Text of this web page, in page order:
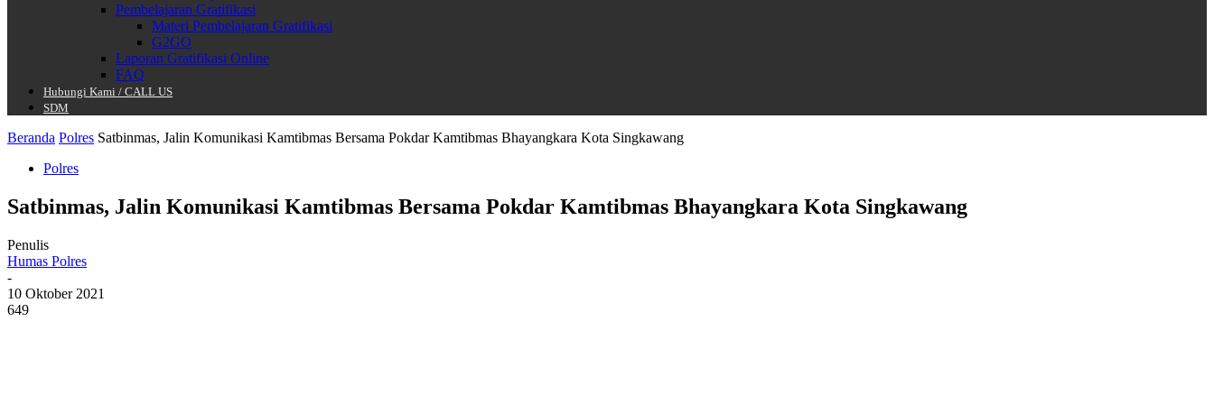
Pembelajaran Gratifikasi
Materi Pembelajaran Gratifikasi
G2GO
Laporan Gratifikasi Online
FAQ
Hubungi Kami / CALL US
SDM
Beranda Polres Satbinmas, Jalin Komunikasi Kamtibmas Bersama Pokdar Kamtibmas Bhayangkara Kota Singkawang
Polres
Satbinmas, Jalin Komunikasi Kamtibmas Bersama Pokdar Kamtibmas Bhayangkara Kota Singkawang
Penulis
Humas Polres
-
10 Oktober 2021
649